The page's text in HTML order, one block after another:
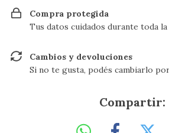
Compra protegida
Tus datos cuidados durante toda
Cambios y devoluciones
Si no te gusta, podés cambiarlo
Compartir: